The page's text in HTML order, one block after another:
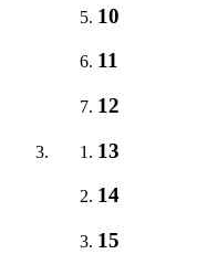
10
11
12
13
14
15